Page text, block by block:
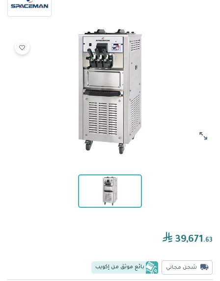
39,671 .63
شحن مجاني بائع موثق من إكويب